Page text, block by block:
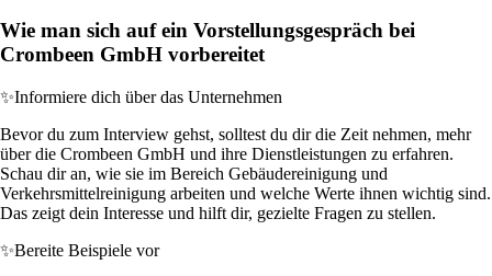
Wie man sich auf ein Vorstellungsgespräch bei
Crombeen GmbH vorbereitet
✨Informiere dich über das Unternehmen
Bevor du zum Interview gehst, solltest du dir die Zeit nehmen, mehr
über die Crombeen GmbH und ihre Dienstleistungen zu erfahren.
Schau dir an, wie sie im Bereich Gebäudereinigung und
Verkehrsmittelreinigung arbeiten und welche Werte ihnen wichtig sind.
Das zeigt dein Interesse und hilft dir, gezielte Fragen zu stellen.
✨Bereite Beispiele vor